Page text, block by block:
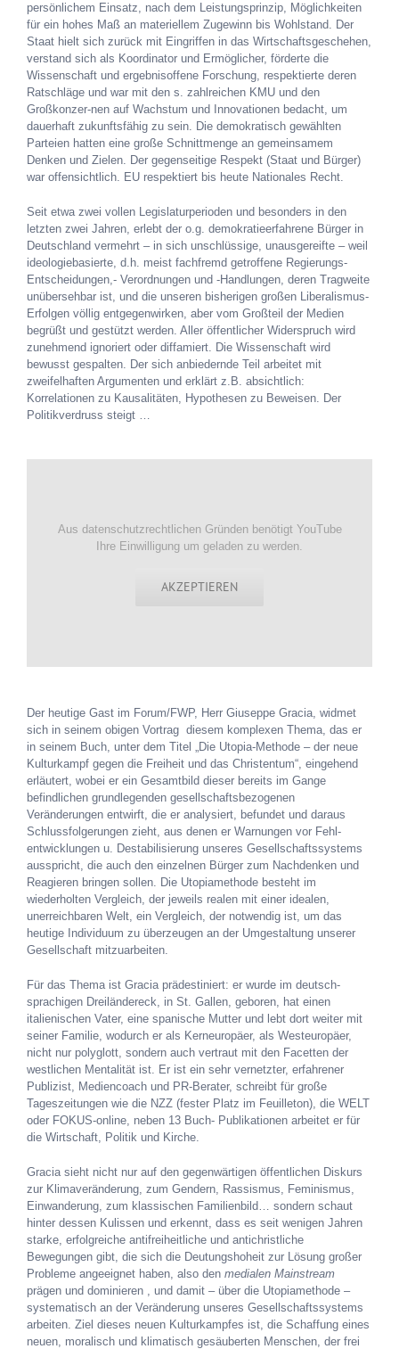
persönlichem Einsatz, nach dem Leistungsprinzip, Möglichkeiten
für ein hohes Maß an materiellem Zugewinn bis Wohlstand. Der
Staat hielt sich zurück mit Eingriffen in das Wirtschaftsgeschehen,
verstand sich als Koordinator und Ermöglicher, förderte die
Wissenschaft und ergebnisoffene Forschung, respektierte deren
Ratschläge und war mit den s. zahlreichen KMU und den
Großkonzer-nen auf Wachstum und Innovationen bedacht, um
dauerhaft zukunftsfähig zu sein. Die demokratisch gewählten
Parteien hatten eine große Schnittmenge an gemeinsamem
Denken und Zielen. Der gegenseitige Respekt (Staat und Bürger)
war offensichtlich. EU respektiert bis heute Nationales Recht.
Seit etwa zwei vollen Legislaturperioden und besonders in den
letzten zwei Jahren, erlebt der o.g. demokratieerfahrene Bürger in
Deutschland vermehrt – in sich unschlüssige, unausgereifte – weil
ideologiebasierte, d.h. meist fachfremd getroffene Regierungs-
Entscheidungen,- Verordnungen und -Handlungen, deren Tragweite
unübersehbar ist, und die unseren bisherigen großen Liberalismus-
Erfolgen völlig entgegenwirken, aber vom Großteil der Medien
begrüßt und gestützt werden. Aller öffentlicher Widerspruch wird
zunehmend ignoriert oder diffamiert. Die Wissenschaft wird
bewusst gespalten. Der sich anbiedernde Teil arbeitet mit
zweifelhaften Argumenten und erklärt z.B. absichtlich:
Korrelationen zu Kausalitäten, Hypothesen zu Beweisen. Der
Politikverdruss steigt …
Aus datenschutzrechtlichen Gründen benötigt YouTube
Ihre Einwilligung um geladen zu werden.
AKZEPTIEREN
Der heutige Gast im Forum/FWP, Herr Giuseppe Gracia, widmet
sich in seinem obigen Vortrag diesem komplexen Thema, das er
in seinem Buch, unter dem Titel „Die Utopia-Methode – der neue
Kulturkampf gegen die Freiheit und das Christentum“, eingehend
erläutert, wobei er ein Gesamtbild dieser bereits im Gange
befindlichen grundlegenden gesellschaftsbezogenen
Veränderungen entwirft, die er analysiert, befundet und daraus
Schlussfolgerungen zieht, aus denen er Warnungen vor Fehl-
entwicklungen u. Destabilisierung unseres Gesellschaftssystems
ausspricht, die auch den einzelnen Bürger zum Nachdenken und
Reagieren bringen sollen. Die Utopiamethode besteht im
wiederholten Vergleich, der jeweils realen mit einer idealen,
unerreichbaren Welt, ein Vergleich, der notwendig ist, um das
heutige Individuum zu überzeugen an der Umgestaltung unserer
Gesellschaft mitzuarbeiten.
Für das Thema ist Gracia prädestiniert: er wurde im deutsch-
sprachigen Dreiländereck, in St. Gallen, geboren, hat einen
italienischen Vater, eine spanische Mutter und lebt dort weiter mit
seiner Familie, wodurch er als Kerneuropäer, als Westeuropäer,
nicht nur polyglott, sondern auch vertraut mit den Facetten der
westlichen Mentalität ist. Er ist ein sehr vernetzter, erfahrener
Publizist, Mediencoach und PR-Berater, schreibt für große
Tageszeitungen wie die NZZ (fester Platz im Feuilleton), die WELT
oder FOKUS-online, neben 13 Buch- Publikationen arbeitet er für
die Wirtschaft, Politik und Kirche.
Gracia sieht nicht nur auf den gegenwärtigen öffentlichen Diskurs
zur Klimaveränderung, zum Gendern, Rassismus, Feminismus,
Einwanderung, zum klassischen Familienbild… sondern schaut
hinter dessen Kulissen und erkennt, dass es seit wenigen Jahren
starke, erfolgreiche antifreiheitliche und antichristliche
Bewegungen gibt, die sich die Deutungshoheit zur Lösung großer
Probleme angeeignet haben, also den medialen Mainstream
prägen und dominieren , und damit – über die Utopiamethode –
systematisch an der Veränderung unseres Gesellschaftssystems
arbeiten. Ziel dieses neuen Kulturkampfes ist, die Schaffung eines
neuen, moralisch und klimatisch gesäuberten Menschen, der frei